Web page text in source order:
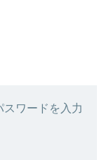
スワードを入力